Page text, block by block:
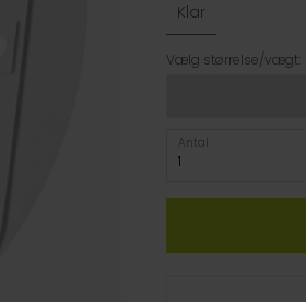
Klar
Vælg størrelse/vægt:
Antal